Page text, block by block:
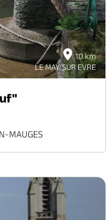
10 km
LE MAY SUR EVRE
MAUGES